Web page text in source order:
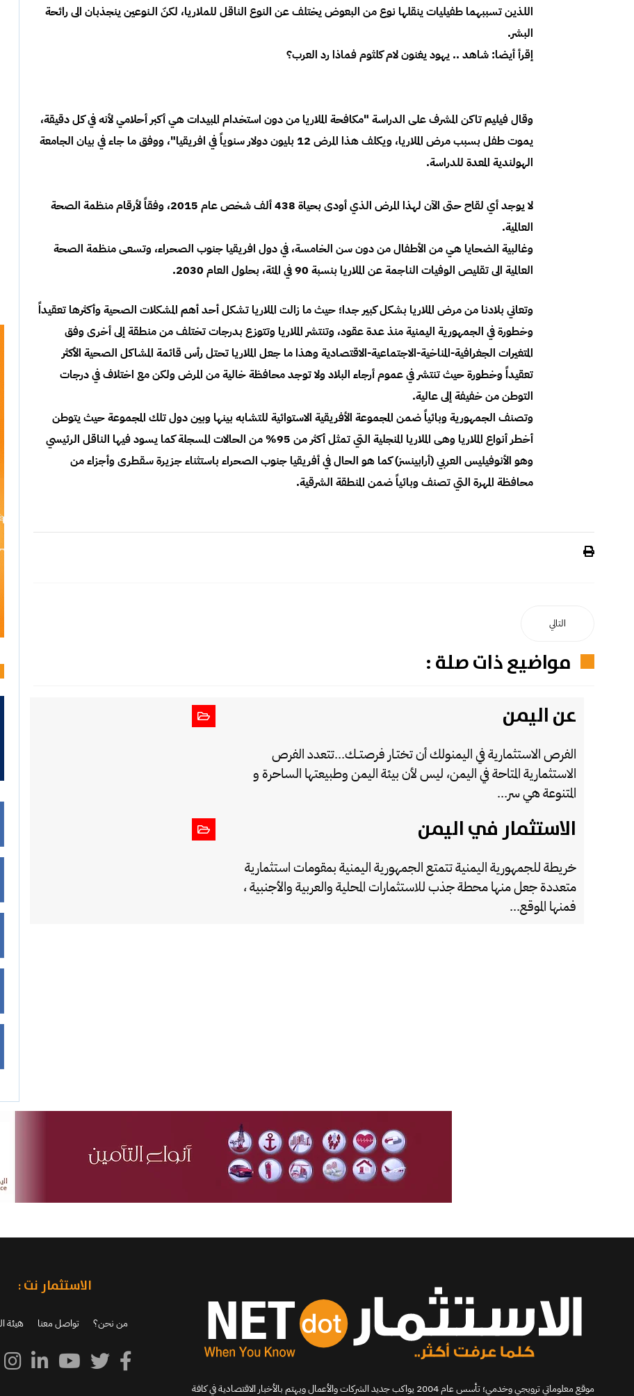
اللذين تسببهما طفيليات ينقلها نوع من البعوض يختلف عن النوع الناقل للملاريا، لكنّ الـنوعين ينجذبان الى رائحة
البشر.
إقرأ أيضا: شاهد .. يهود يغنون لام كلثوم فماذا رد العرب؟
وقال فيليم تاكن المشرف على الدراسة "مكافحة الملاريا من دون استخدام المبيدات هي أكبر أحلامي لأنه في كل دقيقة،
يموت طفل بسبب مرض الملاريا، ويكلف هذا المرض 12 بليون دولار سنوياً في افريقيا"، ووفق ما جاء في بيان الجامعة
الهولندية المعدة للدراسة.
لا يوجد أي لقاح حتى الآن لهذا المرض الذي أودى بحياة 438 ألف شخص عام 2015، وفقاً لأرقام منظمة الصحة
العالمية.
وغالبية الضحايا هي من الأطفال من دون سن الخامسة، في دول افريقيا جنوب الصحراء، وتسعى منظمة الصحة
العالمية الى تقليص الوفيات الناجمة عن الملاريا بنسبة 90 في المئة، بحلول العام 2030.
وتعاني بلادنا من مرض الملاريا بشكل كبير جدا؛ حيث ما زالت الملاريا تشكل أحد أهم المشكلات الصحية وأكثرها تعقيداً
وخطورة في الجمهورية اليمنية منذ عدة عقود، وتنتشر الملاريا وتتوزع بدرجات تختلف من منطقة إلى أخرى وفق
المتغيرات الجغرافية-المناخية-الاجتماعية-الاقتصادية وهذا ما جعل الملاريا تحتل رأس قائمة المشاكل الصحية الأكثر
تعقيداً وخطورة حيث تنتشر في عموم أرجاء البلاد ولا توجد محافظة خالية من المرض ولكن مع اختلاف في درجات
التوطن من خفيفة إلى عالية.
وتصنف الجمهورية وبائياً ضمن المجموعة الأفريقية الاستوائية للتشابه بينها وبين دول تلك المجموعة حيث يتوطن
أخطر أنواع الملاريا وهى الملاريا المنجلية التي تمثل أكثر من 95% من الحالات المسجلة كما يسود فيها الناقل الرئيسي
وهو الأنوفيليس العربي (أرابينسز) كما هو الحال في أفريقيا جنوب الصحراء باستثناء جزيرة سقطرى وأجزاء من
محافظة المهرة التي تصنف وبائياً ضمن المنطقة الشرقية.
التالي
مواضيع ذات صلة :
عن اليمن
الفرص الاستثمارية في اليمنولك أن تختـار فرصتــك...تتعدد الفرص
الاستثمارية المتاحة في اليمن، ليس لأن بيئة اليمن وطبيعتها الساحرة و
المتنوعة هي سر...
الاستثمار في اليمن
خريطة للجمهورية اليمنية تتمتع الجمهورية اليمنية بمقومات استثمارية
متعددة جعل منها محطة جذب للاستثمارات المحلية والعربية والأجنبية ،
فمنها الموقع...
موقع معلوماتي ترويجي وخدمي؛ تأسس عام 2004 يواكب جديد الشركات والأعمال ويهتم بالأخبار الاقتصادية في كافة
الاستثمار نت :
من نحن؟ تواصل معنا هيئة